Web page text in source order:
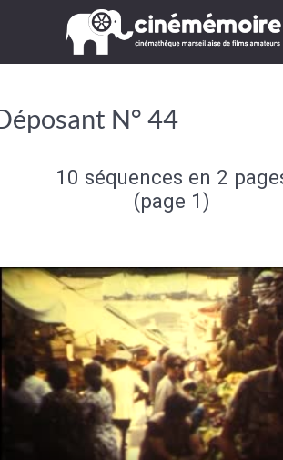
N° 44
10 séquences en 2
(page 1)